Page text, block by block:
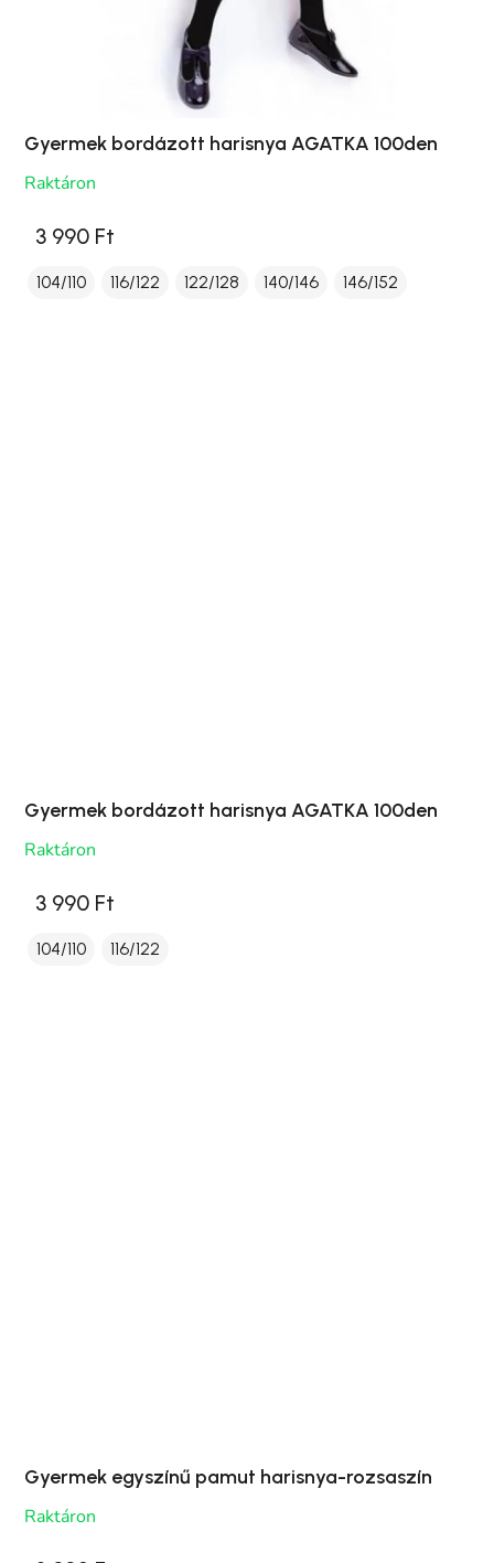
Gyermek bordázott harisnya AGATKA 100den
Raktáron
3 990 Ft
104/110 116/122 122/128 140/146 146/152
Gyermek bordázott harisnya AGATKA 100den
Raktáron
3 990 Ft
104/110 116/122
Gyermek egyszínű pamut harisnya-rozsaszín
Raktáron